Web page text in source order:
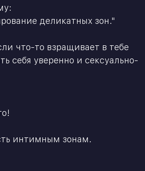
деликатных зон."
что-то взращивает в тебе
себя уверенно и сексуально-
интимным зонам.